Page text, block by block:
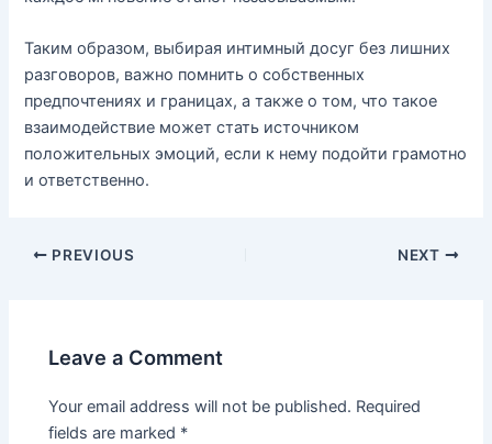
Таким образом, выбирая интимный досуг без лишних
разговоров, важно помнить о собственных
предпочтениях и границах, а также о том, что такое
взаимодействие может стать источником
положительных эмоций, если к нему подойти грамотно
и ответственно.
PREVIOUS NEXT
Leave a Comment
Your email address will not be published. Required
fields are marked *